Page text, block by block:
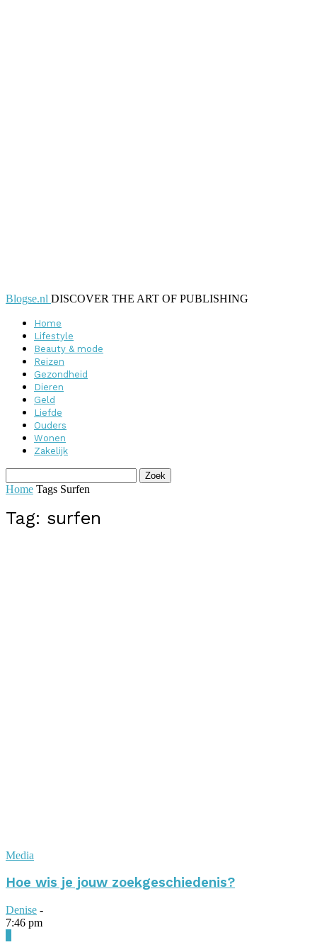
Blogse.nl DISCOVER THE ART OF PUBLISHING
Home
Lifestyle
Beauty & mode
Reizen
Gezondheid
Dieren
Geld
Liefde
Ouders
Wonen
Zakelijk
Home Tags Surfen
Tag: surfen
Media
Hoe wis je jouw zoekgeschiedenis?
Denise -
7:46 pm